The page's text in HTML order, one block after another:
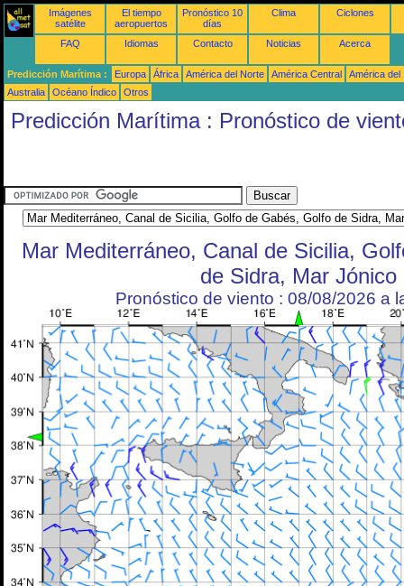
Imágenes
satélite
El tiempo
aeropuertos
Pronóstico 10
días
Clima Ciclones
FAQ Idiomas Contacto Noticias Acerca
Predicción Marítima : Europa África América del Norte América Central
América del
Australia
Océano Índico Otros
Predicción Marítima : Pronóstico de
Mar Mediterráneo, Canal de Sicilia,
de Sidra, Mar Jónico
Pronóstico de viento : 08/08/2026 a